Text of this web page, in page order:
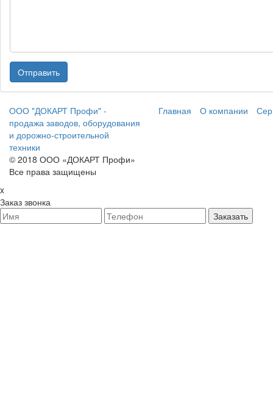
Отправить
ООО "ДОКАРТ Профи" -
продажа заводов, оборудования
и дорожно-строительной
техники
© 2018 ООО «ДОКАРТ Профи»
Все права защищены
Главная О компании
x
Заказ звонка
Заказать